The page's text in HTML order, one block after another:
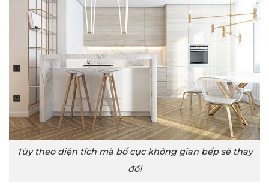
Tùy theo diện tích mà bố cục không gian bếp sẽ thay
đổi